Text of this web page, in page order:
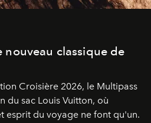
nouveau classique de
Croisière 2026, le Multipass
du sac Louis Vuitton, où
esprit du voyage ne font qu'un.